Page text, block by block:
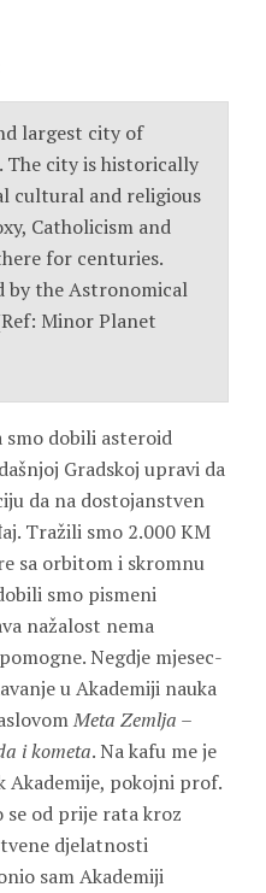
largest city of
The city is historically
cultural and religious
Catholicism and
for centuries.
by the Astronomical
Minor Planet
smo dobili asteroid
Gradskoj upravi da
da na dostojanstven
Tražili smo 2.000 KM
sa orbitom i skromnu
smo pismeni
nažalost nema
Negdje mjesec-
u Akademiji nauka
Meta Zemlja –
i kometa. Na kafu me je
Akademije, pokojni prof.
se od prije rata kroz
djelatnosti
sam Akademiji